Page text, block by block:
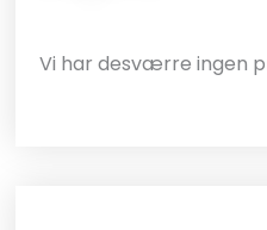
Vi har desværre ingen